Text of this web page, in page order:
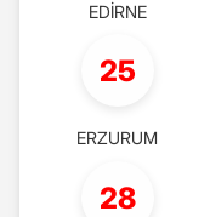
EDİRNE
25
ERZURUM
28